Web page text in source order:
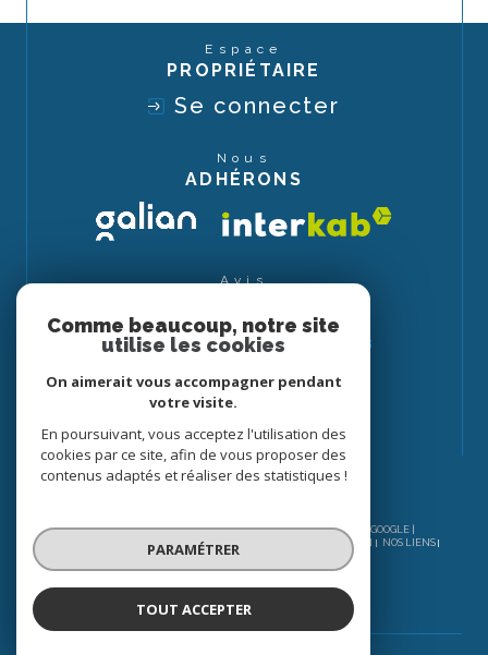
Espace
PROPRIÉTAIRE
Se connecter
Nous
ADHÉRONS
Avis
© 2026 | TOUS DROITS RÉSERVÉS | TRADUCTION POWERED BY GOOGLE |
PLAN DU SITE ADMIN
NOS LIENS
POLITIQUE RGPD
Comme beaucoup, notre site
utilise les cookies
On aimerait vous accompagner pendant
votre visite.
En poursuivant, vous acceptez l'utilisation des
cookies par ce site, afin de vous proposer des
contenus adaptés et réaliser des statistiques !
PARAMÉTRER
TOUT ACCEPTER